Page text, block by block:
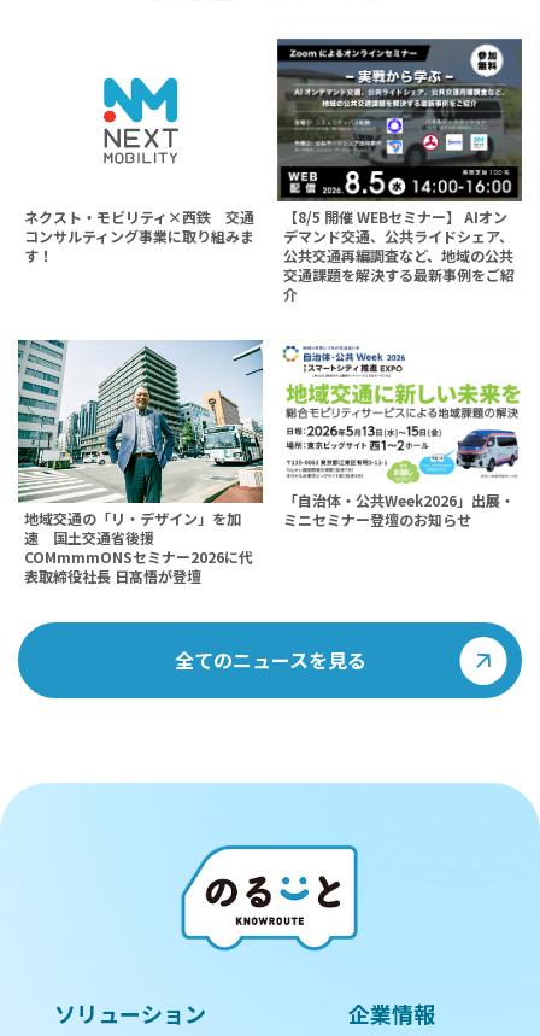
ネクスト・モビリティ×西鉄 交通
コンサルティング事業に取り組みま
す！
【8/5 開催 WEBセミナー】 AIオン
デマンド交通、公共ライドシェア、
公共交通再編調査など、地域の公共
交通課題を解決する最新事例をご紹
介
地域交通の「リ・デザイン」を加
速 国土交通省後援
COMmmmONSセミナー2026に代
表取締役社長 日髙悟が登壇
「自治体・公共Week2026」出展・
ミニセミナー登壇のお知らせ
全てのニュースを見る
ソリューション
企業情報